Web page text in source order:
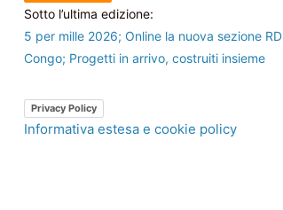
Sotto l’ultima edizione:
5 per mille 2026; Online la nuova sezione RD
Congo; Progetti in arrivo, costruiti insieme
Privacy Policy
Informativa estesa e cookie policy